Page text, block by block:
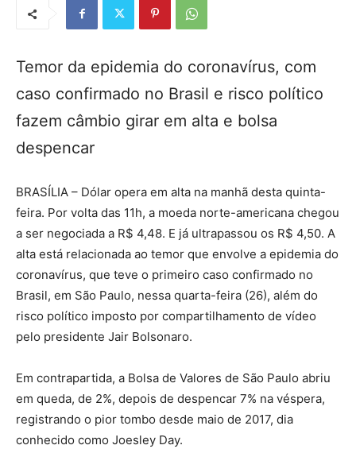
Temor da epidemia do coronavírus, com
caso confirmado no Brasil e risco político
fazem câmbio girar em alta e bolsa
despencar
BRASÍLIA – Dólar opera em alta na manhã desta quinta-
feira. Por volta das 11h, a moeda norte-americana chegou
a ser negociada a R$ 4,48. E já ultrapassou os R$ 4,50. A
alta está relacionada ao temor que envolve a epidemia do
coronavírus, que teve o primeiro caso confirmado no
Brasil, em São Paulo, nessa quarta-feira (26), além do
risco político imposto por compartilhamento de vídeo
pelo presidente Jair Bolsonaro.
Em contrapartida, a Bolsa de Valores de São Paulo abriu
em queda, de 2%, depois de despencar 7% na véspera,
registrando o pior tombo desde maio de 2017, dia
conhecido como Joesley Day.